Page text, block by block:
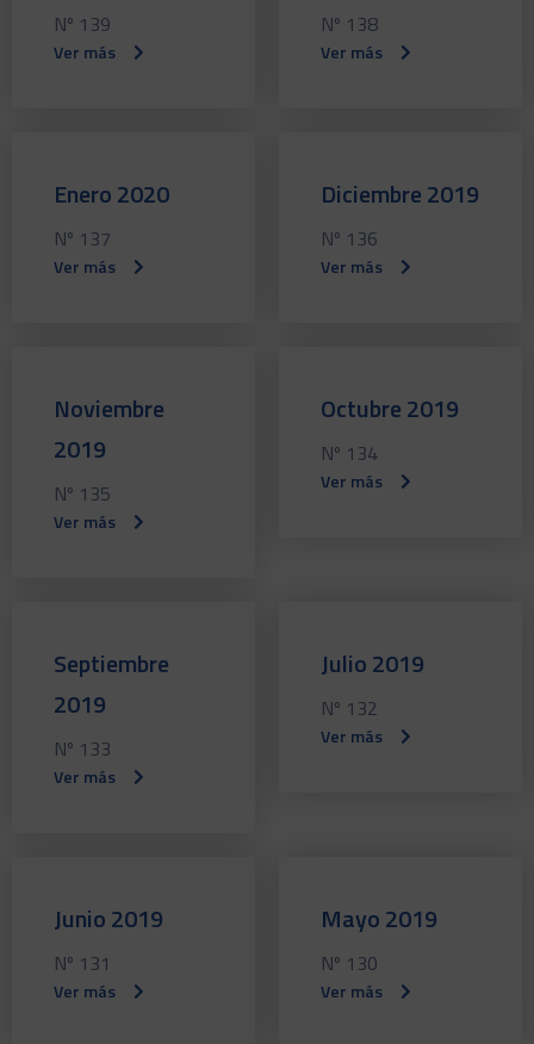
Nº 139
Ver más
Nº 138
Ver más
Enero 2020
Nº 137
Ver más
Diciembre 2019
Nº 136
Ver más
Noviembre
2019
Nº 135
Ver más
Octubre 2019
Nº 134
Ver más
Septiembre
2019
Nº 133
Ver más
Julio 2019
Nº 132
Ver más
Junio 2019
Nº 131
Ver más
Mayo 2019
Nº 130
Ver más